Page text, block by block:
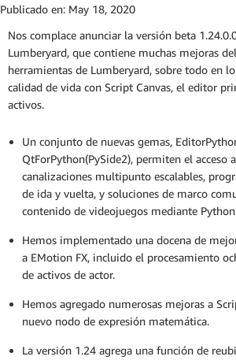
Publicado en: May 18, 2020
Nos complace anunciar la versión beta
Lumberyard, que contiene muchas mejoras
herramientas de Lumberyard, sobre todo en
calidad de vida con Script Canvas, el editor
activos.
Un conjunto de nuevas gemas,
QtForPython(PySide2), permiten el acceso
canalizaciones multipunto escalables,
de ida y vuelta, y soluciones de marco
contenido de videojuegos mediante
Hemos implementado una docena de
a EMotion FX, incluido el procesamiento
de activos de actor.
Hemos agregado numerosas mejoras a
nuevo nodo de expresión matemática.
La versión 1.24 agrega una función de